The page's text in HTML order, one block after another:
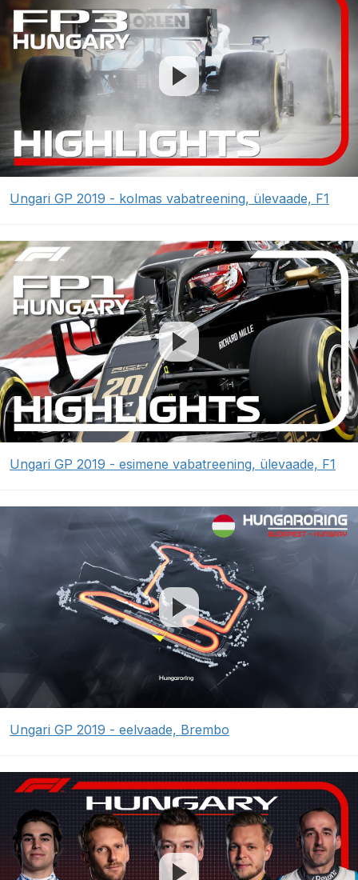
Ungari GP 2019 - kolmas vabatreening, ülevaade, F1
Ungari GP 2019 - esimene vabatreening, ülevaade, F1
Ungari GP 2019 - eelvaade, Brembo